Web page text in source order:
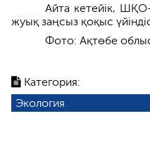
Категория:
Экология
Айта кетейік,
жуық заңсыз қоқыс
Фото: Ақтөбе